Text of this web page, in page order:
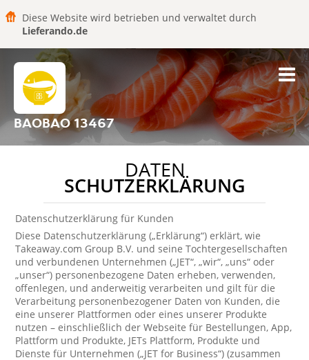
Diese Website wird betrieben und verwaltet durch
Lieferando.de
BAOBAO 13467
DATEN
SCHUTZERKLÄRUNG
Datenschutzerklärung für Kunden
Diese Datenschutzerklärung („Erklärung“) erklärt, wie
Takeaway.com Group B.V. und seine Tochtergesellschaften
und verbundenen Unternehmen („JET“, „wir“, „uns“ oder
„unser“) personenbezogene Daten erheben, verwenden,
offenlegen, und anderweitig verarbeiten und gilt für die
Verarbeitung personenbezogener Daten von Kunden, die
eine unserer Plattformen oder eines unserer Produkte
nutzen – einschließlich der Webseite für Bestellungen, App,
Plattform und Produkte, JETs Plattform, Produkte und
Dienste für Unternehmen („JET for Business“) (zusammen